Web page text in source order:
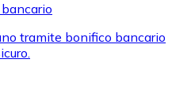
per acquistare
tramite bonifico bancario